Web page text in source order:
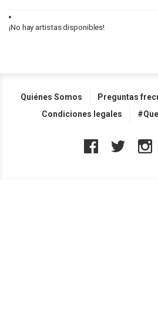
¡No hay artistas disponibles!
Quiénes Somos Preguntas
Condiciones legales